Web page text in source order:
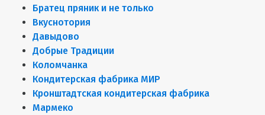
Братец пряник и не только
Вкуснотория
Давыдово
Добрые Традиции
Коломчанка
Кондитерская фабрика МИР
Кронштадтская кондитерская фабрика
Мармеко